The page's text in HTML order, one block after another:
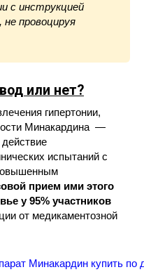
с инструкцией
не провоцируя
или нет?
гипертонии,
Минакардина —
испытаний с
прием ими этого
у 95% участников
от медикаментозной